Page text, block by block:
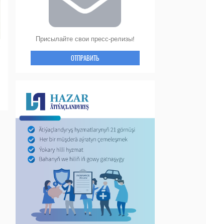
Присылайте свои пресс-релизы!
ОТПРАВИТЬ